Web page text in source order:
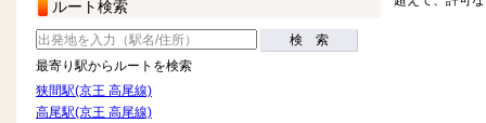
ルート検索
検 索
最寄り駅からルートを検索
狭間駅(京王 高尾線)
高尾駅(京王 高尾線)